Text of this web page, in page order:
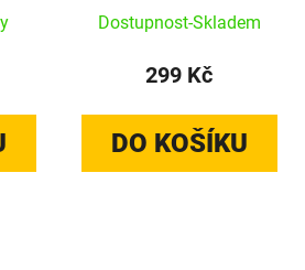
Dostupnost-Skladem
299 Kč
DO KOŠÍKU